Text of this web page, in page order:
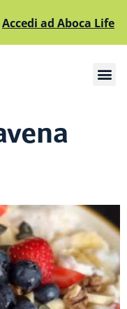
Accedi ad Aboca Life